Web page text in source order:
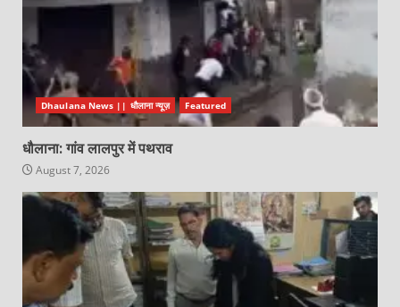
Dhaulana News || धौलाना न्यूज़ Featured
धौलाना: गांव लालपुर में पथराव
August 7, 2026